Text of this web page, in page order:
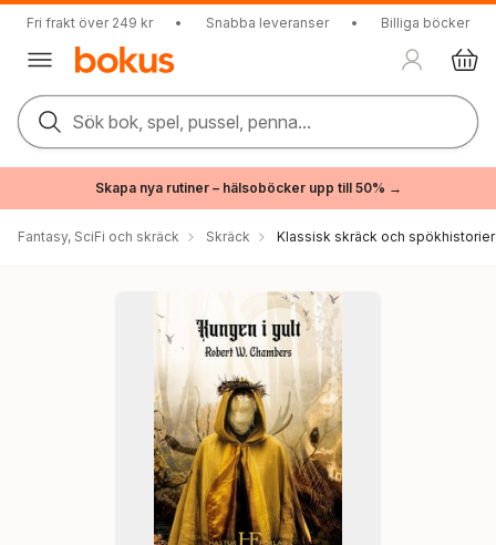
Fri frakt över 249 kr • Snabba leveranser • Billiga böcker
Sök bok, spel, pussel, penna...
Skapa nya rutiner – hälsoböcker upp till 50% →
Fantasy, SciFi och skräck Skräck Klassisk skräck och spökhistorier